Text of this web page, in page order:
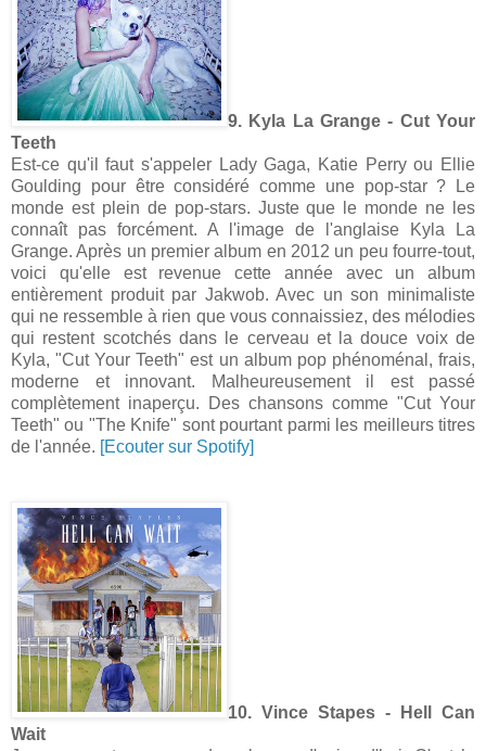
9. Kyla La Grange - Cut Your
Teeth
Est-ce qu'il faut s'appeler Lady Gaga, Katie Perry ou Ellie
Goulding pour être considéré comme une pop-star ? Le
monde est plein de pop-stars. Juste que le monde ne les
connaît pas forcément. A l'image de l'anglaise Kyla La
Grange. Après un premier album en 2012 un peu fourre-tout,
voici qu'elle est revenue cette année avec un album
entièrement produit par Jakwob. Avec un son minimaliste
qui ne ressemble à rien que vous connaissiez, des mélodies
qui restent scotchés dans le cerveau et la douce voix de
Kyla, "Cut Your Teeth" est un album pop phénoménal, frais,
moderne et innovant. Malheureusement il est passé
complètement inaperçu. Des chansons comme "Cut Your
Teeth" ou "The Knife" sont pourtant parmi les meilleurs titres
de l'année. [Ecouter sur Spotify]
10. Vince Stapes - Hell Can
Wait